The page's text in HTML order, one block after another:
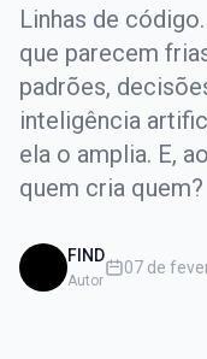
Linhas de
que parecem
padrões,
inteligência
ela o amplia. E,
quem cria quem?
FIND
Autor
07 de